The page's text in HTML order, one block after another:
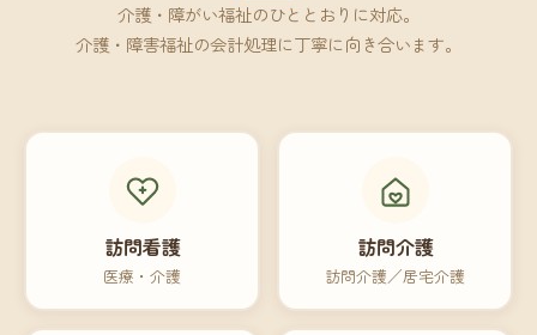
介護・障がい福祉のひととおりに対応。
介護・障害福祉の会計処理に丁寧に向き合います。
訪問看護
医療・介護
訪問介護
訪問介護／居宅介護